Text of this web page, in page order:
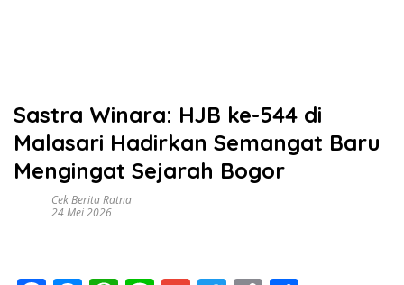
Sastra Winara: HJB ke-544 di
Malasari Hadirkan Semangat Baru
Mengingat Sejarah Bogor
Cek Berita Ratna
24 Mei 2026